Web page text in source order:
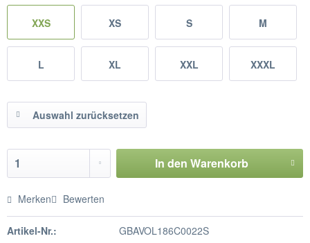
XXS XS S M
L XL XXL XXXL
Auswahl zurücksetzen
In den Warenkorb
Merken Bewerten
Artikel-Nr.: GBAVOL186C0022S